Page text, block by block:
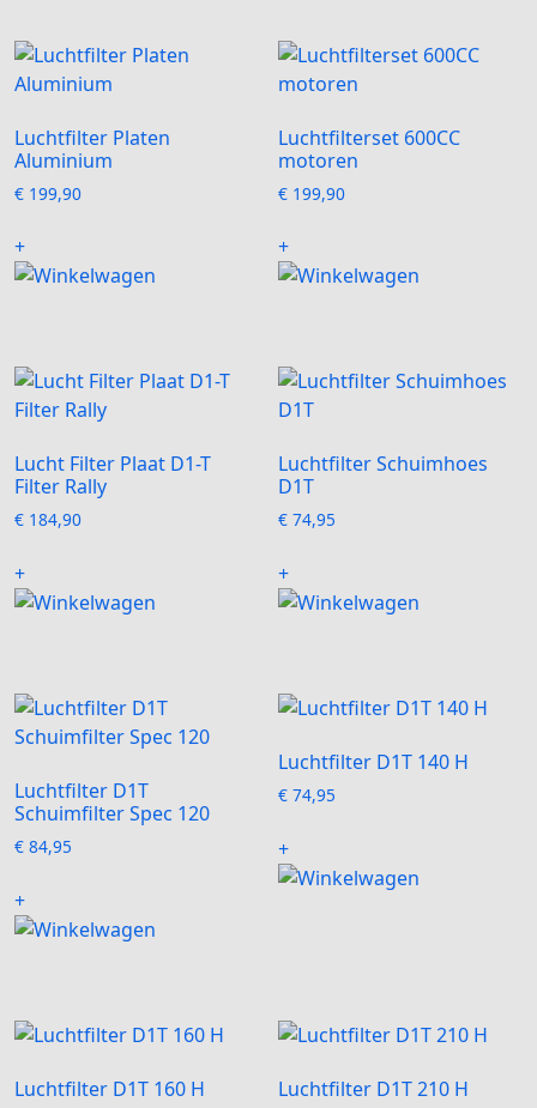
Luchtfilter Platen
Aluminium
€ 199,90
+
Luchtfilterset 600CC
motoren
€ 199,90
+
Lucht Filter Plaat D1-T
Filter Rally
€ 184,90
+
Luchtfilter Schuimhoes
D1T
€ 74,95
+
Luchtfilter D1T
Schuimfilter Spec 120
€ 84,95
+
Luchtfilter D1T 140 H
€ 74,95
+
Luchtfilter D1T 160 H Luchtfilter D1T 210 H